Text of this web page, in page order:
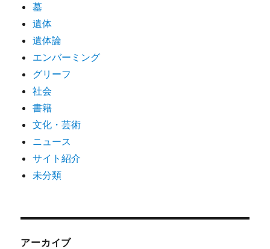
墓
遺体
遺体論
エンバーミング
グリーフ
社会
書籍
文化・芸術
ニュース
サイト紹介
未分類
アーカイブ